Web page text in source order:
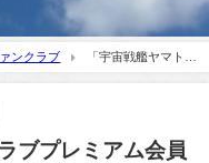
ンクラブ
「宇宙戦艦ヤマト」
ブプレミアム会員